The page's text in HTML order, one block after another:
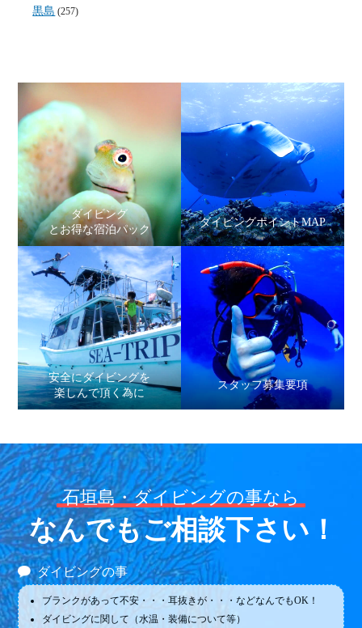
黒島 (257)
ダイビング
とお得な宿泊パック
ダイビングポイントMAP
安全にダイビングを
楽しんで頂く為に
スタッフ募集要項
石垣島・ダイビングの事なら
なんでもご相談下さい！
ダイビングの事
ブランクがあって不安・・・耳抜きが・・・などなんでもOK！
ダイビングに関して（水温・装備について等）